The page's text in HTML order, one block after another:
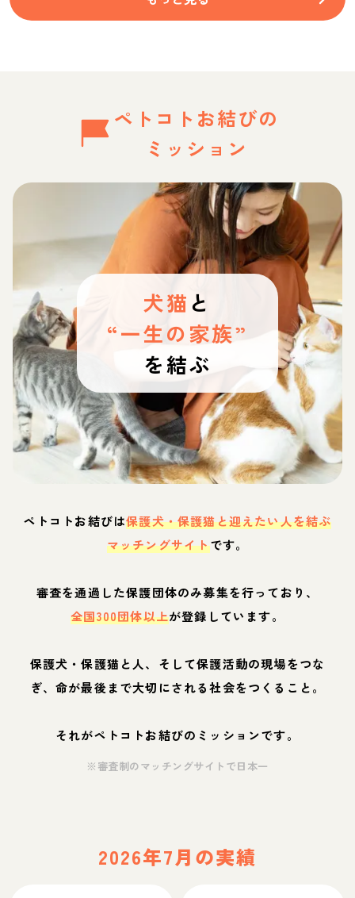
ペトコトお結びの
ミッション
犬猫 と
“一生の家族”
を結ぶ
ペトコトお結びは保護犬・保護猫と迎えたい人を結ぶ
マッチングサイトです。
審査を通過した保護団体のみ募集を行っており、
全国300団体以上が登録しています。
保護犬・保護猫と人、そして保護活動の現場をつな
ぎ、命が最後まで大切にされる社会をつくること。
それがペトコトお結びのミッションです。
※審査制のマッチングサイトで日本一
2026年7月の実績